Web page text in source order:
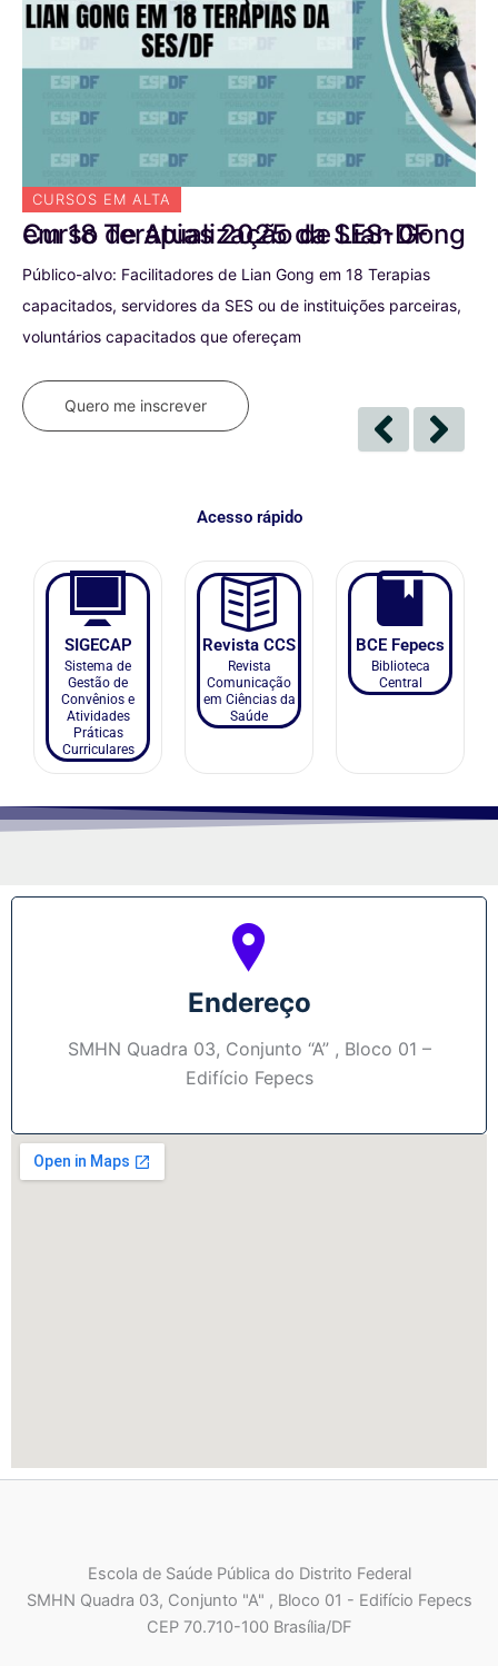
CURSOS EM ALTA
Curso de Atualização de Lian Gong em 18 Terapias 2025 da SES-DF
Público-alvo: Facilitadores de Lian Gong em 18 Terapias
capacitados, servidores da SES ou de instituições parceiras,
voluntários capacitados que ofereçam
Quero me inscrever
Acesso rápido
SIGECAP
Sistema de
Gestão de
Convênios e
Atividades
Práticas
Curriculares
Revista CCS
Revista
Comunicação
em Ciências da
Saúde
BCE Fepecs
Biblioteca
Central
Endereço
SMHN Quadra 03, Conjunto “A” , Bloco 01 –
Edifício Fepecs
Escola de Saúde Pública do Distrito Federal
SMHN Quadra 03, Conjunto "A" , Bloco 01 - Edifício Fepecs
CEP 70.710-100 Brasília/DF